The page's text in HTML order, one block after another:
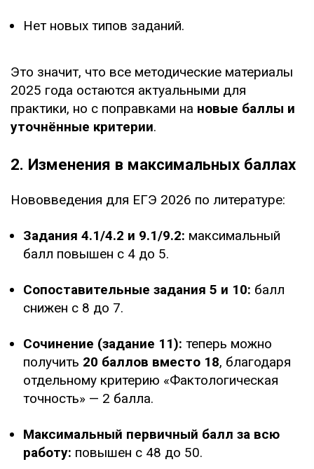
Нет новых типов заданий.
Это значит, что все методические материалы
2025 года остаются актуальными для
практики, но с поправками на новые баллы и
уточнённые критерии.
2. Изменения в максимальных баллах
Нововведения для ЕГЭ 2026 по литературе:
Задания 4.1/4.2 и 9.1/9.2: максимальный
балл повышен с 4 до 5.
Сопоставительные задания 5 и 10: балл
снижен с 8 до 7.
Сочинение (задание 11): теперь можно
получить 20 баллов вместо 18, благодаря
отдельному критерию «Фактологическая
точность» — 2 балла.
Максимальный первичный балл за всю
работу: повышен с 48 до 50.